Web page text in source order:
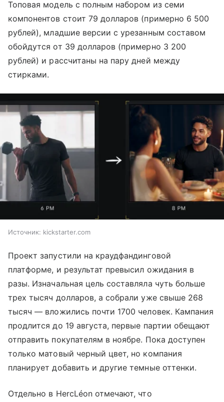
Топовая модель с полным набором из семи
компонентов стоит 79 долларов (примерно 6 500
рублей), младшие версии с урезанным составом
обойдутся от 39 долларов (примерно 3 200
рублей) и рассчитаны на пару дней между
стирками.
Источник: kickstarter.com
Проект запустили на краудфандинговой
платформе, и результат превысил ожидания в
разы. Изначальная цель составляла чуть больше
трех тысяч долларов, а собрали уже свыше 268
тысяч — вложились почти 1700 человек. Кампания
продлится до 19 августа, первые партии обещают
отправить покупателям в ноябре. Пока доступен
только матовый черный цвет, но компания
планирует добавить и другие темные оттенки.
Отдельно в HercLéon отмечают, что